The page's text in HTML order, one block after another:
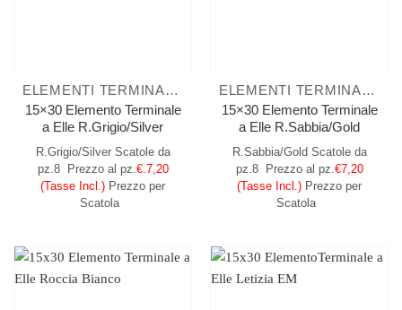
ELEMENTI TERMINALI A ELLE
15×30 Elemento Terminale
a Elle R.Grigio/Silver
R.Grigio/Silver Scatole da
pz.8
Prezzo al pz.€.7,20
(Tasse Incl.) Prezzo per
Scatola
ELEMENTI TERMINALI A ELLE
15×30 Elemento Terminale
a Elle R.Sabbia/Gold
R.Sabbia/Gold Scatole da
pz.8
Prezzo al pz.€7,20
(Tasse Incl.) Prezzo per
Scatola